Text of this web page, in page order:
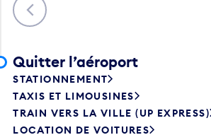
Quitter l’aéroport
STATIONNEMENT
TAXIS ET LIMOUSINES
TRAIN VERS LA VILLE (UP EXPRESS)
LOCATION DE VOITURES